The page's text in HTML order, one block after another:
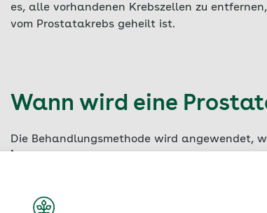
es, alle vorhandenen Krebszellen zu
vom Prostatakrebs geheilt ist.
Wann wird eine
Die Behandlungsmethode wird angewendet,
Prostatektomie noch Sinn ergeben. In diesem